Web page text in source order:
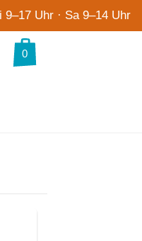
Uhr · Sa 9–14 Uhr